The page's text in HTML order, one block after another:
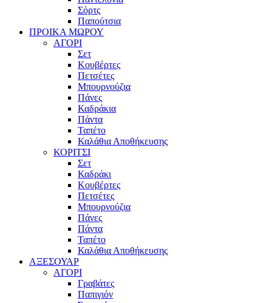
Σόρτς
Παπούτσια
ΠΡΟΙΚΑ ΜΩΡΟΥ
ΑΓΟΡΙ
Σετ
Κουβέρτες
Πετσέτες
Μπουρνούζια
Πάνες
Καδράκια
Πάντα
Ταπέτο
Καλάθια Αποθήκευσης
ΚΟΡΙΤΣΙ
Σετ
Καδράκι
Κουβέρτες
Πετσέτες
Μπουρνούζια
Πάνες
Πάντα
Ταπέτο
Καλάθια Αποθήκευσης
ΑΞΕΣΟΥΑΡ
ΑΓΟΡΙ
Γραβάτες
Παπιγιόν